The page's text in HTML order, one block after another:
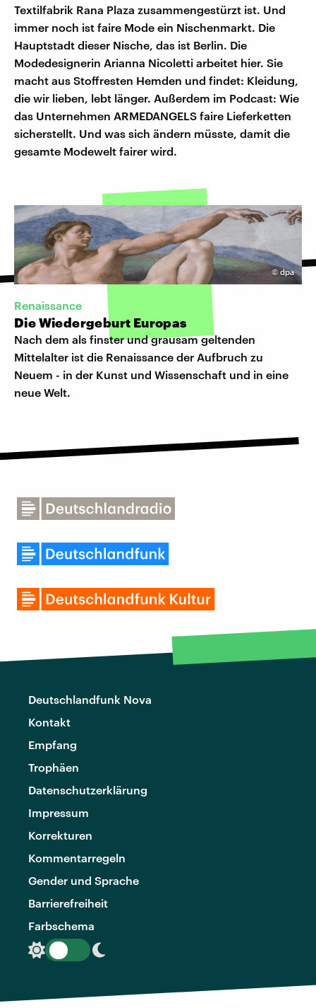
Textilfabrik Rana Plaza zusammengestürzt ist. Und
immer noch ist faire Mode ein Nischenmarkt. Die
Hauptstadt dieser Nische, das ist Berlin. Die
Modedesignerin Arianna Nicoletti arbeitet hier. Sie
macht aus Stoffresten Hemden und findet: Kleidung,
die wir lieben, lebt länger. Außerdem im Podcast: Wie
das Unternehmen ARMEDANGELS faire Lieferketten
sicherstellt. Und was sich ändern müsste, damit die
gesamte Modewelt fairer wird.
©dpa
Renaissance
Die Wiedergeburt Europas
Nach dem als finster und grausam geltenden
Mittelalter ist die Renaissance der Aufbruch zu
Neuem - in der Kunst und Wissenschaft und in eine
neue Welt.
Deutschlandfunk Nova
Kontakt
Empfang
Trophäen
Datenschutzerklärung
Impressum
Korrekturen
Kommentarregeln
Gender und Sprache
Barrierefreiheit
Farbschema